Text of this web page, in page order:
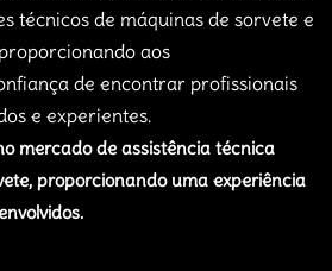
técnicos de máquinas de sorvete e
aos
de encontrar profissionais
e experientes.
mercado de assistência técnica
proporcionando uma experiência